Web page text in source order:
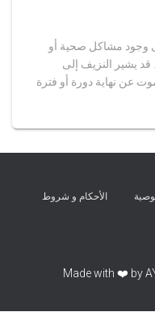
وجود مشاكل صحية أو
يشير النزيف إلى
عن نهاية دورة أو فترة
الأحكام و شروط